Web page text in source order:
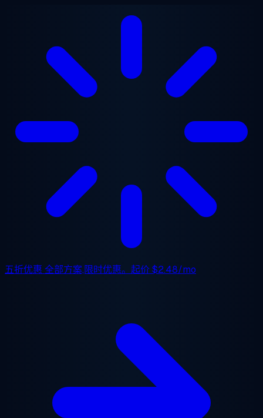
五折优惠 全部方案,限时优惠。起价$2.48/mo